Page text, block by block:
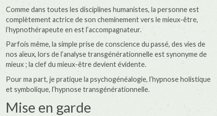
Comme dans toutes les disciplines humanistes, la personne est
complètement actrice de son cheminement vers le mieux-être,
l’hypnothérapeute en est l’accompagnateur.
Parfois même, la simple prise de conscience du passé, des vies de
nos aïeux, lors de l’analyse transgénérationnelle est synonyme de
mieux ; la clef du mieux-être devient évidente.
Pour ma part, je pratique la psychogénéalogie, l’hypnose holistique
et symbolique, l’hypnose transgénérationnelle.
Mise en garde